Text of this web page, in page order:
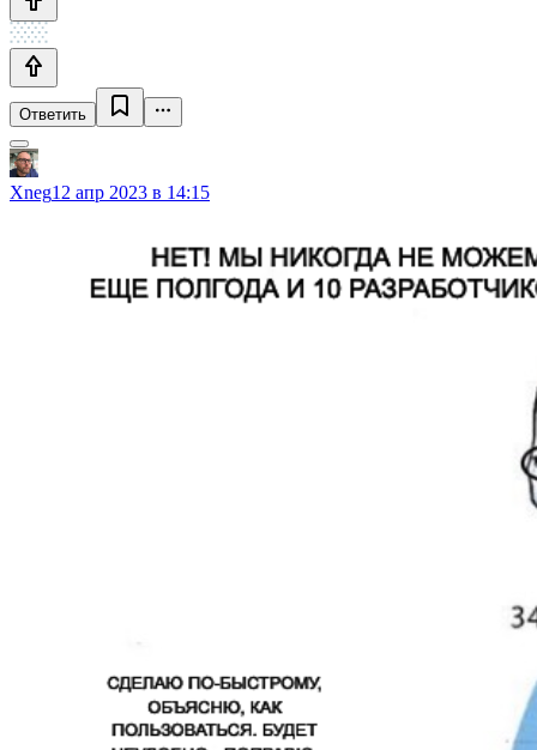
Ответить
Xneg12 апр 2023 в 14:15